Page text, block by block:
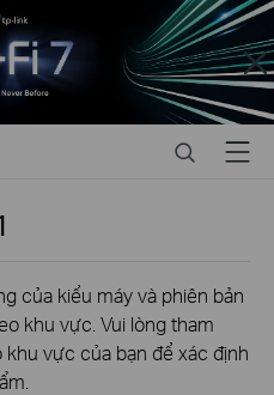
Close
SearchMenu
của kiểu máy và phiên bản
khu vực. Vui lòng tham
vực của bạn để xác định